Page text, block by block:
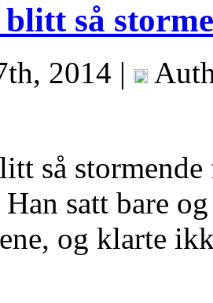
så
2014 |
så
satt bare
og klarte